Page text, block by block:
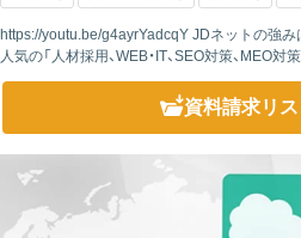
https://youtu.be/g4ayrYadcqY JDネットの強みはズバリ「豊富な商材」！代理店商材で
人気の「人材採用、WEB・IT、SEO対策、MEO
策)、補助金・助成金商材」など...
資料請求リス